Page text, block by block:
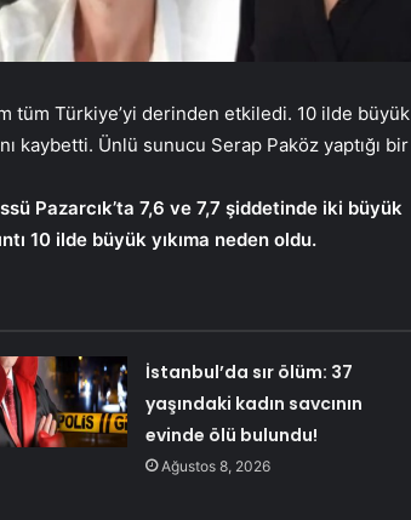
tüm Türkiye’yi derinden etkiledi. 10 ilde büyük
kaybetti. Ünlü sunucu Serap Paköz yaptığı bir
Pazarcık’ta 7,6 ve 7,7 şiddetinde iki büyük
10 ilde büyük yıkıma neden oldu.
İstanbul’da sır ölüm: 37
yaşındaki kadın savcının
evinde ölü bulundu!
Ağustos 8, 2026